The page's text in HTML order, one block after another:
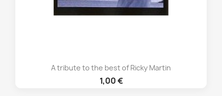
A tribute to the best of Ricky Martin
1,00 €